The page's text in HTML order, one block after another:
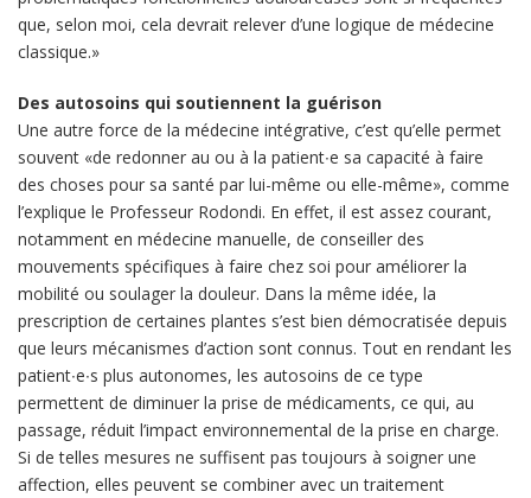
que, selon moi, cela devrait relever d’une logique de médecine
classique.»
Des autosoins qui soutiennent la guérison
Une autre force de la médecine intégrative, c’est qu’elle permet
souvent «de redonner au ou à la patient∙e sa capacité à faire
des choses pour sa santé par lui-même ou elle-même», comme
l’explique le Professeur Rodondi. En effet, il est assez courant,
notamment en médecine manuelle, de conseiller des
mouvements spécifiques à faire chez soi pour améliorer la
mobilité ou soulager la douleur. Dans la même idée, la
prescription de certaines plantes s’est bien démocratisée depuis
que leurs mécanismes d’action sont connus. Tout en rendant les
patient∙e∙s plus autonomes, les autosoins de ce type
permettent de diminuer la prise de médicaments, ce qui, au
passage, réduit l’impact environnemental de la prise en charge.
Si de telles mesures ne suffisent pas toujours à soigner une
affection, elles peuvent se combiner avec un traitement